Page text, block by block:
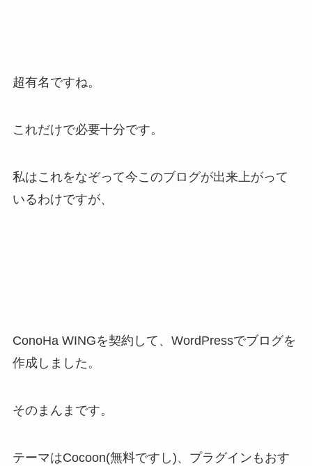
超有名ですね。
これだけで必要十分です。
私はこれをなぞって今このブログが出来上がって
いるわけですが、
ConoHa WINGを契約して、WordPressでブログを
作成しました。
そのまんまです。
テーマはCocoon(無料ですし)、プラグインもおす